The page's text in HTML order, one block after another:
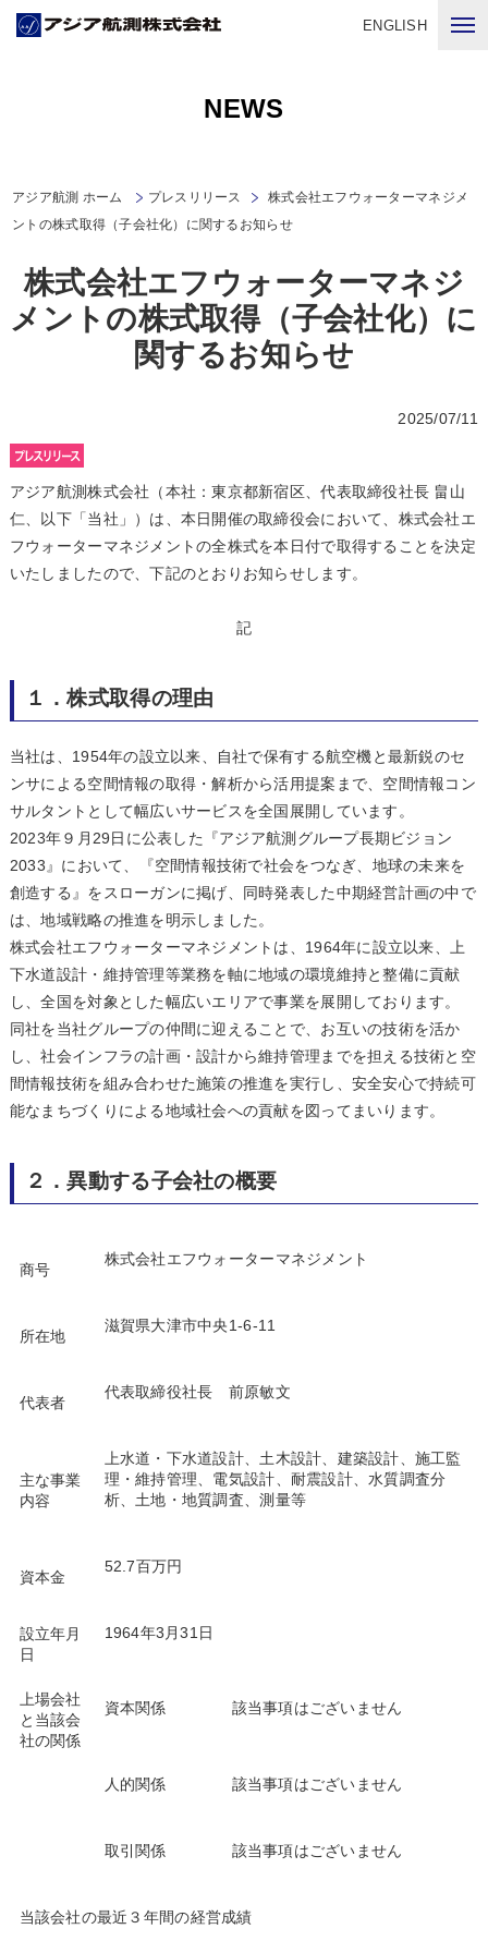
ENGLISH
NEWS
アジア航測 ホーム プレスリリース
株式会社エフウォーターマネジメ
ントの株式取得（子会社化）に関するお知らせ
株式会社エフウォーターマネジ
メントの株式取得（子会社化）に
関するお知らせ
2025/07/11
アジア航測株式会社（本社：東京都新宿区、代表取締役社長 畠山
仁、以下「当社」）は、本日開催の取締役会において、株式会社エ
フウォーターマネジメントの全株式を本日付で取得することを決定
いたしましたので、下記のとおりお知らせします。
記
１．株式取得の理由
当社は、1954年の設立以来、自社で保有する航空機と最新鋭のセ
ンサによる空間情報の取得・解析から活用提案まで、空間情報コン
サルタントとして幅広いサービスを全国展開しています。
2023年９月29日に公表した『アジア航測グループ長期ビジョン
2033』において、『空間情報技術で社会をつなぎ、地球の未来を
創造する』をスローガンに掲げ、同時発表した中期経営計画の中で
は、地域戦略の推進を明示しました。
株式会社エフウォーターマネジメントは、1964年に設立以来、上
下水道設計・維持管理等業務を軸に地域の環境維持と整備に貢献
し、全国を対象とした幅広いエリアで事業を展開しております。
同社を当社グループの仲間に迎えることで、お互いの技術を活か
し、社会インフラの計画・設計から維持管理までを担える技術と空
間情報技術を組み合わせた施策の推進を実行し、安全安心で持続可
能なまちづくりによる地域社会への貢献を図ってまいります。
２．異動する子会社の概要
商号
株式会社エフウォーターマネジメント
所在地
滋賀県大津市中央1-6-11
代表者
代表取締役社長 前原敏文
主な事業
内容
上水道・下水道設計、土木設計、建築設計、施工監
理・維持管理、電気設計、耐震設計、水質調査分
析、土地・地質調査、測量等
資本金
52.7百万円
設立年月
日
1964年3月31日
上場会社
と当該会
社の関係
資本関係 該当事項はございません
人的関係 該当事項はございません
取引関係 該当事項はございません
当該会社の最近３年間の経営成績